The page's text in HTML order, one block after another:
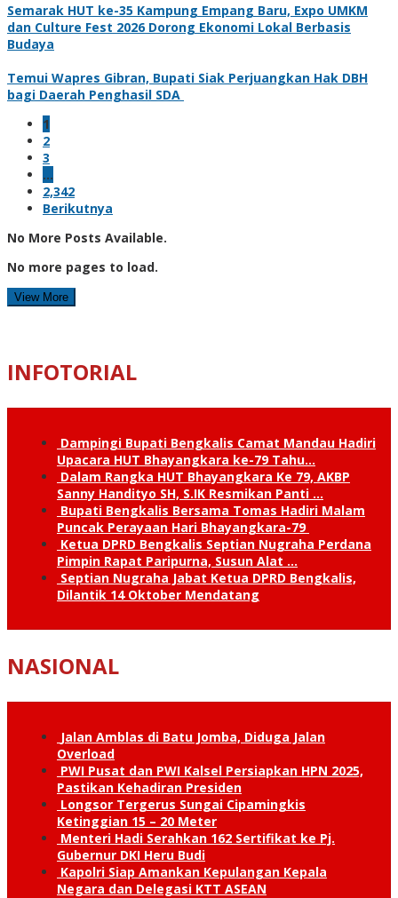
Semarak HUT ke-35 Kampung Empang Baru, Expo UMKM
dan Culture Fest 2026 Dorong Ekonomi Lokal Berbasis
Budaya
Temui Wapres Gibran, Bupati Siak Perjuangkan Hak DBH
bagi Daerah Penghasil SDA
1
2
3
…
2,342
Berikutnya
No More Posts Available.
No more pages to load.
View More
INFOTORIAL
Dampingi Bupati Bengkalis Camat Mandau Hadiri
Upacara HUT Bhayangkara ke-79 Tahu…
Dalam Rangka HUT Bhayangkara Ke 79, AKBP
Sanny Handityo SH, S.IK Resmikan Panti …
Bupati Bengkalis Bersama Tomas Hadiri Malam
Puncak Perayaan Hari Bhayangkara-79
Ketua DPRD Bengkalis Septian Nugraha Perdana
Pimpin Rapat Paripurna, Susun Alat …
Septian Nugraha Jabat Ketua DPRD Bengkalis,
Dilantik 14 Oktober Mendatang
NASIONAL
Jalan Amblas di Batu Jomba, Diduga Jalan
Overload
PWI Pusat dan PWI Kalsel Persiapkan HPN 2025,
Pastikan Kehadiran Presiden
Longsor Tergerus Sungai Cipamingkis
Ketinggian 15 – 20 Meter
Menteri Hadi Serahkan 162 Sertifikat ke Pj.
Gubernur DKI Heru Budi
Kapolri Siap Amankan Kepulangan Kepala
Negara dan Delegasi KTT ASEAN